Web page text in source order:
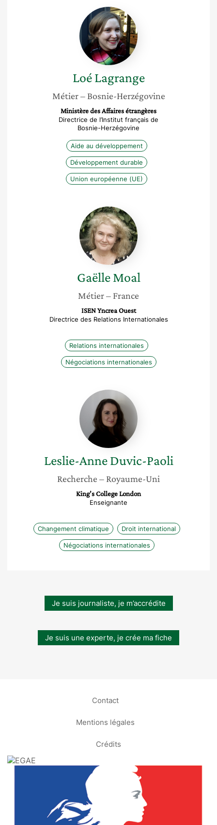
Loé
Lagrange
Loé Lagrange
Métier – Bosnie-Herzégovine
Ministère des Affaires étrangères
Directrice de l’Institut français de
Bosnie-Herzégovine
Aide au développement
Développement durable
Union européenne (UE)
Gaëlle
Moal
Gaëlle Moal
Métier– France
ISEN Yncrea Ouest
Directrice des Relations Internationales
Relations internationales
Négociations internationales
Leslie-
Anne
Duvic-
Paoli
Leslie-Anne Duvic-Paoli
Recherche – Royaume-Uni
King’s College London
Enseignante
Changement climatique Droit international
Négociations internationales
Je suis journaliste, je m’accrédite
Je suis une experte, je crée ma fiche
Contact
Mentions légales
Crédits